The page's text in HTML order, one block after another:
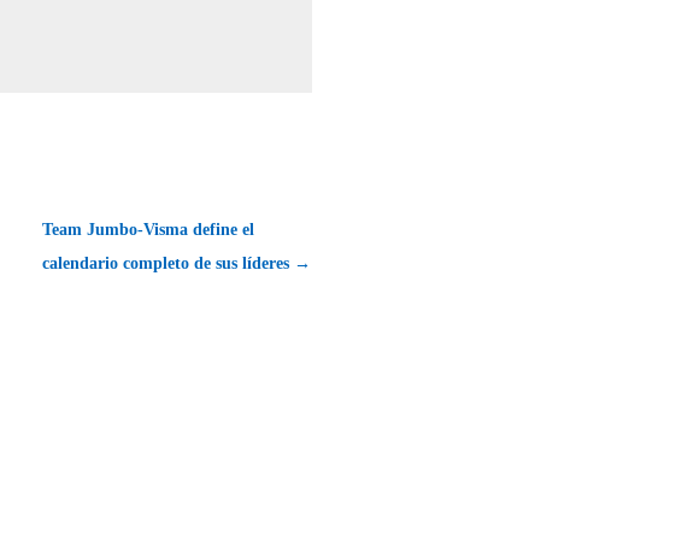
Team Jumbo-Visma define el
calendario completo de sus líderes →